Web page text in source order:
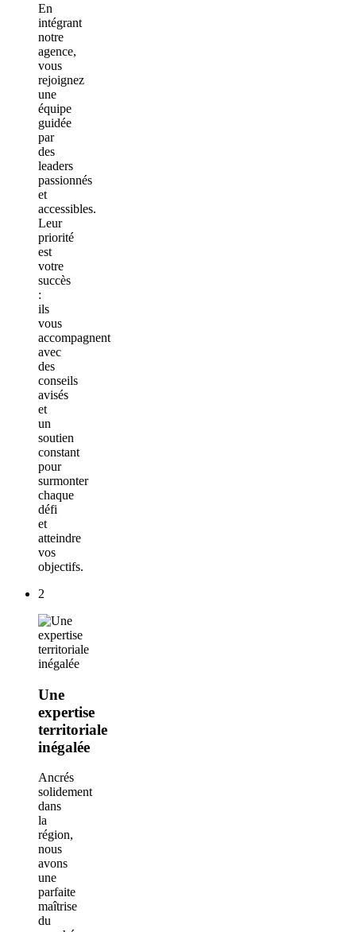
En
intégrant
notre
agence,
vous
rejoignez
une
équipe
guidée
par
des
leaders
passionnés
et
accessibles.
Leur
priorité
est
votre
succès
:
ils
vous
accompagnent
avec
des
conseils
avisés
et
un
soutien
constant
pour
surmonter
chaque
défi
et
atteindre
vos
objectifs.
2
Une
expertise
territoriale
inégalée
Ancrés
solidement
dans
la
région,
nous
avons
une
parfaite
maîtrise
du